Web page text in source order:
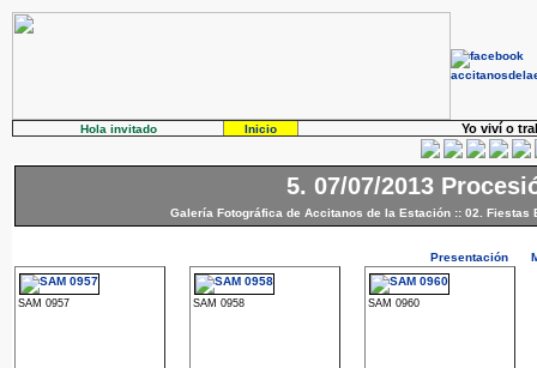
Hola invitado Inicio Yo viví o
5. 07/07/2013
Galería Fotográfica de Accitanos de la Estación :: 02. Fiestas
Presentación
SAM 0957 SAM 0958 SAM 0960